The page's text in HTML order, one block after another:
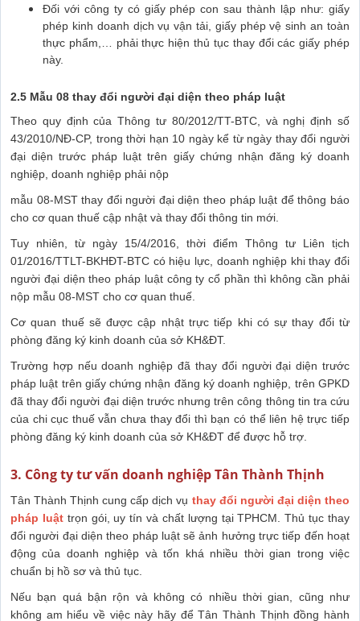
Đối với công ty có giấy phép con sau thành lập như: giấy
phép kinh doanh dịch vụ vận tải, giấy phép vệ sinh an toàn
thực phẩm,… phải thực hiện thủ tục thay đổi các giấy phép
này.
2.5 Mẫu 08 thay đổi người đại diện theo pháp luật
Theo quy định của Thông tư 80/2012/TT-BTC, và nghị định số
43/2010/NĐ-CP, trong thời hạn 10 ngày kể từ ngày thay đổi người
đại diện trước pháp luật trên giấy chứng nhận đăng ký doanh
nghiệp, doanh nghiệp phải nộp
mẫu 08-MST thay đổi người đại diện theo pháp luật để thông báo
cho cơ quan thuế cập nhật và thay đổi thông tin mới.
Tuy nhiên, từ ngày 15/4/2016, thời điểm Thông tư Liên tịch
01/2016/TTLT-BKHĐT-BTC có hiệu lực, doanh nghiệp khi thay đổi
người đại diện theo pháp luật công ty cổ phần thì không cần phải
nộp mẫu 08-MST cho cơ quan thuế.
Cơ quan thuế sẽ được cập nhật trực tiếp khi có sự thay đổi từ
phòng đăng ký kinh doanh của sở KH&ĐT.
Trường hợp nếu doanh nghiệp đã thay đổi người đại diện trước
pháp luật trên giấy chứng nhận đăng ký doanh nghiệp, trên GPKD
đã thay đổi người đại diện trước nhưng trên công thông tin tra cứu
của chi cục thuế vẫn chưa thay đổi thì bạn có thể liên hệ trực tiếp
phòng đăng ký kinh doanh của sở KH&ĐT để được hỗ trợ.
3. Công ty tư vấn doanh nghiệp Tân Thành Thịnh
Tân Thành Thịnh cung cấp dịch vụ thay đổi người đại diện theo
pháp luậttrọn gói, uy tín và chất lượng tại TPHCM. Thủ tục thay
đổi người đại diện theo pháp luật sẽ ảnh hưởng trực tiếp đến hoạt
động của doanh nghiệp và tốn khá nhiều thời gian trong việc
chuẩn bị hồ sơ và thủ tục.
Nếu bạn quá bận rộn và không có nhiều thời gian, cũng như
không am hiểu về việc này hãy để Tân Thành Thịnh đồng hành